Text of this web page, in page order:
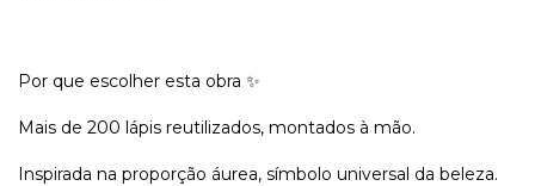
Por que escolher esta obra ✨
Mais de 200 lápis reutilizados, montados à mão.
Inspirada na proporção áurea, símbolo universal da beleza.